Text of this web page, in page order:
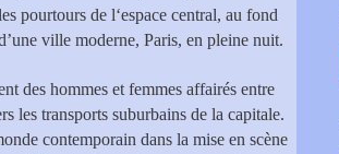
pourtours de l‘espace central, au fond
ville moderne, Paris, en pleine nuit.
des hommes et femmes affairés entre
les transports suburbains de la capitale.
contemporain dans la mise en scène